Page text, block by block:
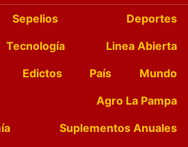
Sepelios
Deportes
Tecnología
Linea Abierta
Edictos País
Mundo
Agro La Pampa
Suplementos Anuales